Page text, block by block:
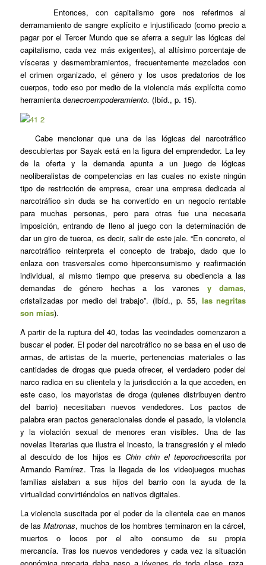
Entonces, con capitalismo gore nos referimos al
derramamiento de sangre explícito e injustificado (como precio a
pagar por el Tercer Mundo que se aferra a seguir las lógicas del
capitalismo, cada vez más exigentes), al altísimo porcentaje de
vísceras y desmembramientos, frecuentemente mezclados con
el crimen organizado, el género y los usos predatorios de los
cuerpos, todo eso por medio de la violencia más explícita como
herramienta denecroempoderamiento. (Ibíd., p. 15).
Cabe mencionar que una de las lógicas del narcotráfico
descubiertas por Sayak está en la figura del emprendedor. La ley
de la oferta y la demanda apunta a un juego de lógicas
neoliberalistas de competencias en las cuales no existe ningún
tipo de restricción de empresa, crear una empresa dedicada al
narcotráfico sin duda se ha convertido en un negocio rentable
para muchas personas, pero para otras fue una necesaria
imposición, entrando de lleno al juego con la determinación de
dar un giro de tuerca, es decir, salir de este jale. “En concreto, el
narcotráfico reinterpreta el concepto de trabajo, dado que lo
enlaza con trasversales como hiperconsumismo y reafirmación
individual, al mismo tiempo que preserva su obediencia a las
demandas de género hechas a los varonesy damas,
cristalizadas por medio del trabajo”. (Ibíd., p. 55, las negritas
son mías).
A partir de la ruptura del 40, todas las vecindades comenzaron a
buscar el poder. El poder del narcotráfico no se basa en el uso de
armas, de artistas de la muerte, pertenencias materiales o las
cantidades de drogas que pueda ofrecer, el verdadero poder del
narco radica en su clientela y la jurisdicción a la que acceden, en
este caso, los mayoristas de droga (quienes distribuyen dentro
del barrio) necesitaban nuevos vendedores. Los pactos de
palabra eran pactos generacionales donde el pasado, la violencia
y la violación sexual de menores eran visibles. Una de las
novelas literarias que ilustra el incesto, la transgresión y el miedo
al descuido de los hijos esChin chin el teporochoescrita por
Armando Ramírez. Tras la llegada de los videojuegos muchas
familias aislaban a sus hijos del barrio con la ayuda de la
virtualidad convirtiéndolos en nativos digitales.
La violencia suscitada por el poder de la clientela cae en manos
de las Matronas, muchos de los hombres terminaron en la cárcel,
muertos o locos por el alto consumo de su propia
mercancía. Tras los nuevos vendedores y cada vez la situación
económica precaria daba paso a jóvenes de toda clase, raza,